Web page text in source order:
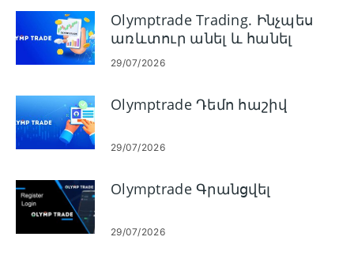
Olymptrade Trading. Ինչպես
առևտուր անել և հանել
գումարը
29/07/2026
Olymptrade Դեմո հաշիվ
29/07/2026
Olymptrade Գրանցվել
29/07/2026